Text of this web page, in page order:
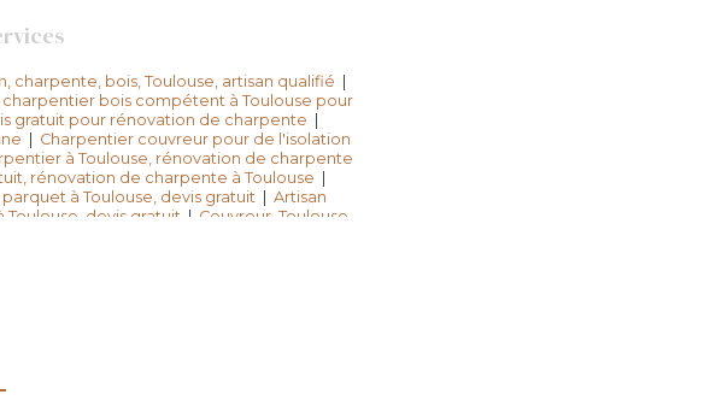
charpente, bois, Toulouse, artisan qualifié
bois compétent à Toulouse pour
gratuit pour rénovation de charpente
Charpentier couvreur pour de l'isolation
à Toulouse, rénovation de charpente
rénovation de charpente à Toulouse
à Toulouse, devis gratuit
Artisan
Toulouse, devis gratuit | Couvreur, Toulouse,